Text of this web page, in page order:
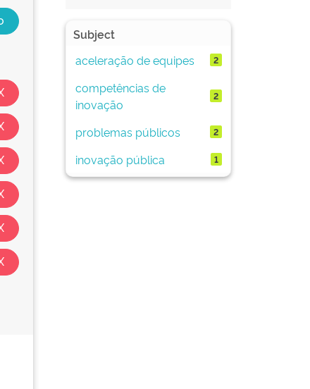
Subject
aceleração de equipes
2
competências de
inovação
2
problemas públicos 2
inovação pública 1